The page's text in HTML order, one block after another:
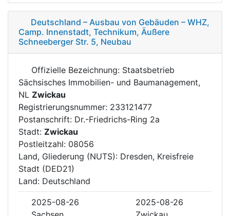
Deutschland – Ausbau von Gebäuden – WHZ,
Camp. Innenstadt, Technikum, Äußere
Schneeberger Str. 5, Neubau
Offizielle Bezeichnung: Staatsbetrieb
Sächsisches Immobilien- und Baumanagement,
NL Zwickau
Registrierungsnummer: 233121477
Postanschrift: Dr.-Friedrichs-Ring 2a
Stadt: Zwickau
Postleitzahl: 08056
Land, Gliederung (NUTS): Dresden, Kreisfreie
Stadt (DED21)
Land: Deutschland
2025-08-26
2025-08-26